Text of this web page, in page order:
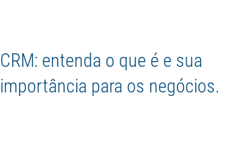
CRM: entenda o que é e sua
importância para os negócios.